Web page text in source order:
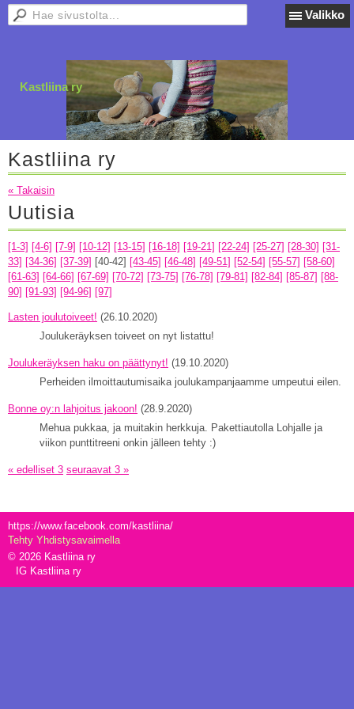
Valikko
Kastliina ry
Kastliina ry
« Takaisin
Uutisia
[1-3] [4-6] [7-9] [10-12] [13-15] [16-18] [19-21] [22-24] [25-27] [28-30] [31-
33] [34-36] [37-39] [40-42] [43-45] [46-48] [49-51] [52-54] [55-57] [58-60]
[61-63] [64-66] [67-69] [70-72] [73-75] [76-78] [79-81] [82-84] [85-87] [88-
90] [91-93] [94-96] [97]
Lasten joulutoiveet! (26.10.2020)
Joulukeräyksen toiveet on nyt listattu!
Joulukeräyksen haku on päättynyt! (19.10.2020)
Perheiden ilmoittautumisaika joulukampanjaamme umpeutui eilen.
Bonne oy:n lahjoitus jakoon! (28.9.2020)
Mehua pukkaa, ja muitakin herkkuja. Pakettiautolla Lohjalle ja
viikon punttitreeni onkin jälleen tehty :)
« edelliset 3 seuraavat 3 »
https://www.facebook.com/kastliina/
Tehty Yhdistysavaimella
© 2026 Kastliina ry
IG Kastliina ry